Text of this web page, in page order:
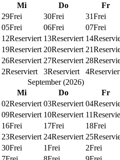
Mi Do
Fr
29Frei 30Frei 31Frei
05Frei 06Frei 07Frei
12Reserviert 13Reserviert 14
19Reserviert 20Reserviert 21
26Reserviert 27Reserviert 28
2Reserviert 3Reserviert 4
September(2026)
Mi Do
Fr
02Reserviert 03Reserviert 04
09Reserviert 10Reserviert 11
16Frei 17Frei 18Frei
23Reserviert 24Reserviert 25
30Frei 1Frei 2Frei